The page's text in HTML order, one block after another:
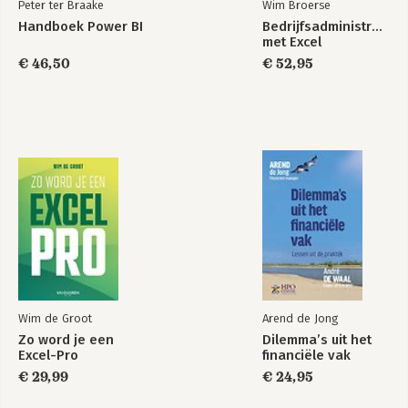
Slicer in lijstvorm
Grafiek
Mogelijkheden binnen Visualisaties> deel 2
Slicer in een schuifmaat
Tabel
Tabel top N
Tabel met criteria
Meter/KPI
Opmaak binnen Visualisaties
Slicer in een schuifmaat
Meter
Opgaven
3 Eenvoudige berekeningen met DAX
Peter ter Braake
Handboek Power BI
€ 46,50
Wim Broerse
Bedrijfsadministratie
met Excel
€ 52,95
Wim de Groot
Zo word je een
Excel-Pro
€ 29,99
Arend de Jong
Dilemma’s uit het
financiële vak
€ 24,95